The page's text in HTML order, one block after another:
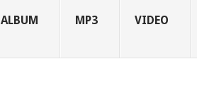
ALBUM MP3 VIDEO